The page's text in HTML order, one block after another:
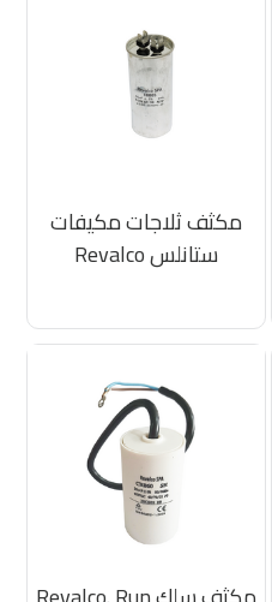
مكثف ثلاجات مكيفات
ستانلس Revalco